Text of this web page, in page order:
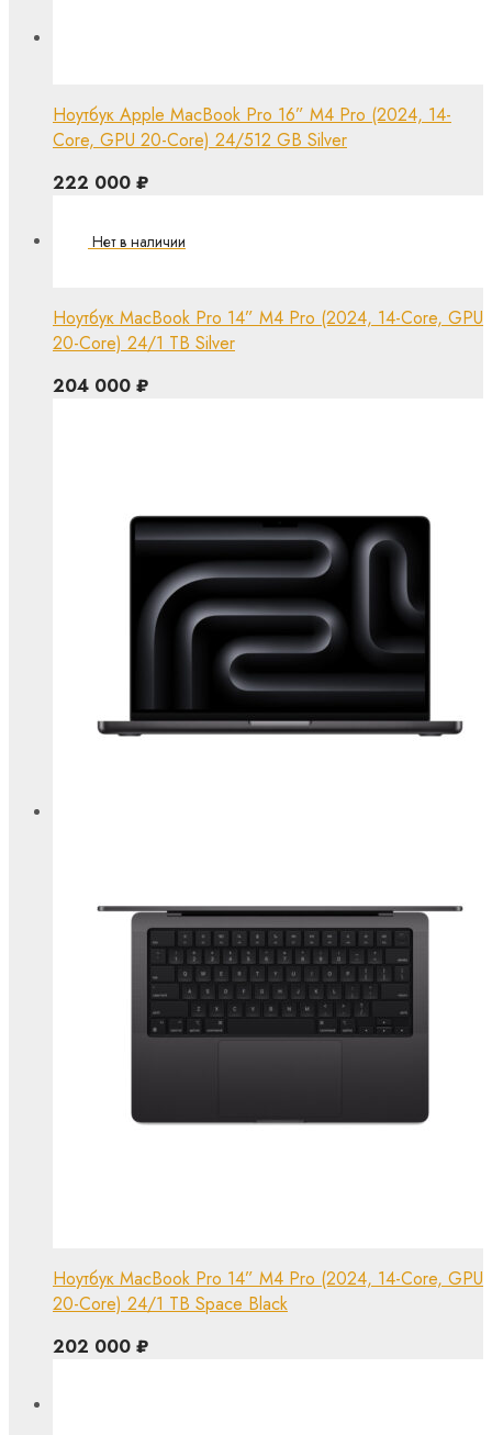
Ноутбук Apple MacBook Pro 16” M4 Pro (2024, 14-
Core, GPU 20-Core) 24/512 GB Silver
222 000 ₽
Ноутбук MacBook Pro 14” M4 Pro (2024, 14-Core, GPU
20-Core) 24/1 TB Silver
204 000 ₽
Ноутбук MacBook Pro 14” M4 Pro (2024, 14-Core, GPU
20-Core) 24/1 TB Space Black
202 000 ₽